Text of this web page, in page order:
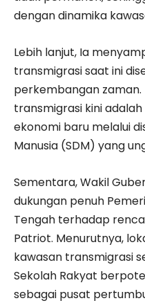
dengan dinamika
Lebih lanjut, Ia
transmigrasi saat ini
perkembangan
transmigrasi kini
ekonomi baru melalui
Manusia (SDM) yang
Sementara, Wakil
dukungan penuh
Tengah terhadap
Patriot. Menurutnya,
kawasan transmigrasi
Sekolah Rakyat
sebagai pusat